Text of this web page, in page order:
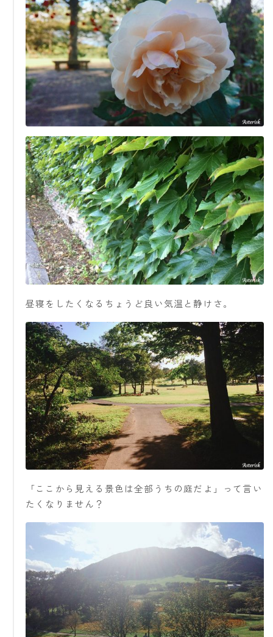
昼寝をしたくなるちょうど良い気温と静けさ。
「ここから見える景色は全部うちの庭だよ」って言い
たくなりません？